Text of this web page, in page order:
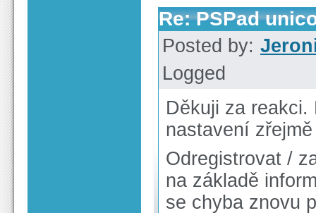
Re: PSPad
Posted by:
Logged
Děkuji za
nastavení
Odregistrovat /
na základě
se chyba znovu